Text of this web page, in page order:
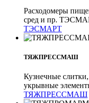
Расходомеры
сред и пр.
ТЭСМАРТ
ТЯЖПРЕССМАШ
Кузнечные
укрывные
ТЯЖПРЕССМАШ